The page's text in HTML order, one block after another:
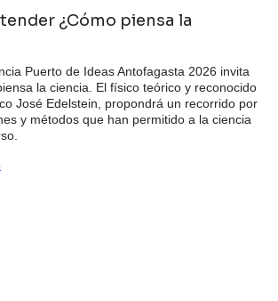
¿Cómo piensa la
Puerto de Ideas Antofagasta 2026 invita
la ciencia. El físico teórico y reconocido
José Edelstein, propondrá un recorrido por
y métodos que han permitido a la ciencia